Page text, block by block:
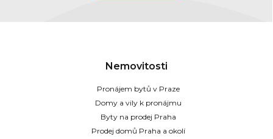
Nemovitosti
Pronájem bytů v Praze
Domy a vily k pronájmu
Byty na prodej Praha
Prodej domů Praha a okolí